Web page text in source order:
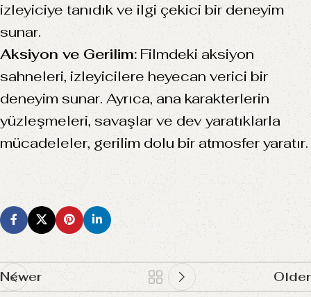
izleyiciye tanıdık ve ilgi çekici bir deneyim
sunar.
Aksiyon ve Gerilim: Filmdeki aksiyon
sahneleri, izleyicilere heyecan verici bir
deneyim sunar. Ayrıca, ana karakterlerin
yüzleşmeleri, savaşlar ve dev yaratıklarla
mücadeleler, gerilim dolu bir atmosfer yaratır.
Newer Older